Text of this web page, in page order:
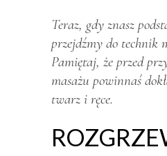
Teraz, gdy znasz
przejdźmy do technik
Pamiętaj, że przed
masażu powinnaś
twarz i ręce.